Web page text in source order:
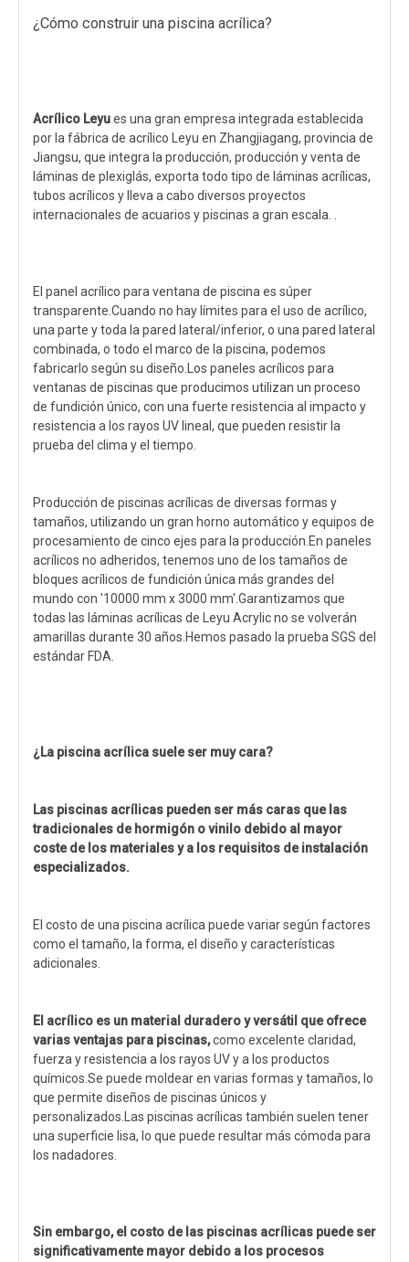
¿Cómo construir una piscina acrílica?
Acrílico Leyues una gran empresa integrada establecida
por la fábrica de acrílico Leyu en Zhangjiagang, provincia de
Jiangsu, que integra la producción, producción y venta de
láminas de plexiglás, exporta todo tipo de láminas acrílicas,
tubos acrílicos y lleva a cabo diversos proyectos
internacionales de acuarios y piscinas a gran escala. .
El panel acrílico para ventana de piscina es súper
transparente.Cuando no hay límites para el uso de acrílico,
una parte y toda la pared lateral/inferior, o una pared lateral
combinada, o todo el marco de la piscina, podemos
fabricarlo según su diseño.Los paneles acrílicos para
ventanas de piscinas que producimos utilizan un proceso
de fundición único, con una fuerte resistencia al impacto y
resistencia a los rayos UV lineal, que pueden resistir la
prueba del clima y el tiempo.
Producción de piscinas acrílicas de diversas formas y
tamaños, utilizando un gran horno automático y equipos de
procesamiento de cinco ejes para la producción.En paneles
acrílicos no adheridos, tenemos uno de los tamaños de
bloques acrílicos de fundición única más grandes del
mundo con '10000 mm x 3000 mm'.Garantizamos que
todas las láminas acrílicas de Leyu Acrylic no se volverán
amarillas durante 30 años.Hemos pasado la prueba SGS del
estándar FDA.
¿La piscina acrílica suele ser muy cara?
Las piscinas acrílicas pueden ser más caras que las
tradicionales de hormigón o vinilo debido al mayor
coste de los materiales y a los requisitos de instalación
especializados.
El costo de una piscina acrílica puede variar según factores
como el tamaño, la forma, el diseño y características
adicionales.
El acrílico es un material duradero y versátil que ofrece
varias ventajas para piscinas,como excelente claridad,
fuerza y ​​resistencia a los rayos UV y a los productos
químicos.Se puede moldear en varias formas y tamaños, lo
que permite diseños de piscinas únicos y
personalizados.Las piscinas acrílicas también suelen tener
una superficie lisa, lo que puede resultar más cómoda para
los nadadores.
Sin embargo, el costo de las piscinas acrílicas puede ser
significativamente mayor debido a los procesos